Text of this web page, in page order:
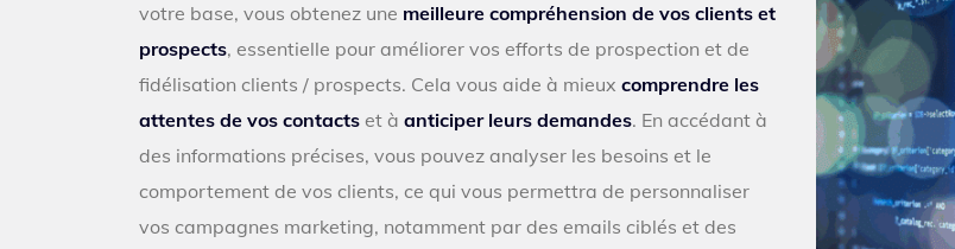
votre base, vous obtenez une meilleure compréhension de vos clients et
prospects, essentielle pour améliorer vos efforts de prospection et de
fidélisation clients / prospects. Cela vous aide à mieux comprendre les
attentes de vos contacts et à anticiper leurs demandes. En accédant à
des informations précises, vous pouvez analyser les besoins et le
comportement de vos clients, ce qui vous permettra de personnaliser
vos campagnes marketing, notamment par des emails ciblés et des